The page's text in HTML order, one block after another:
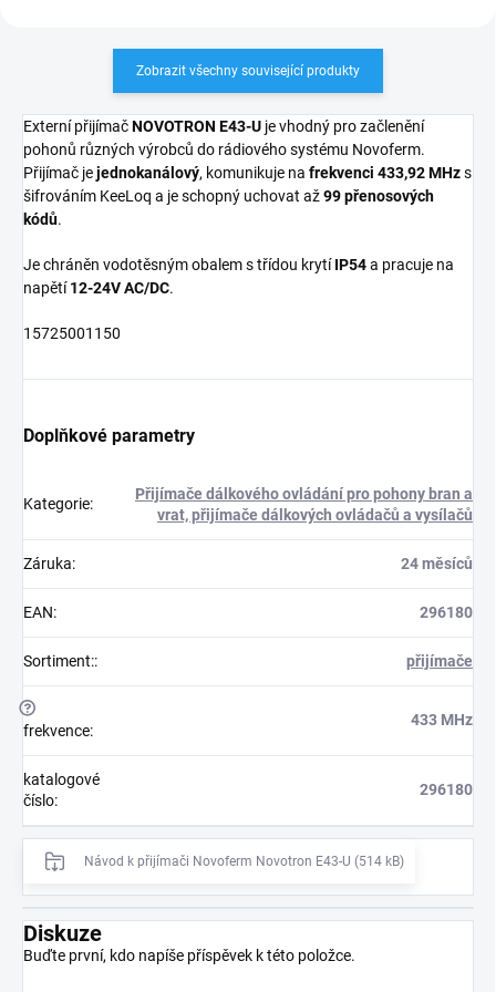
Zobrazit všechny související produkty
Externí přijímačNOVOTRON E43-U je vhodný pro začlenění
pohonů různých výrobců do rádiového systému Novoferm.
Přijímač jejednokanálový, komunikuje na frekvenci 433,92 MHzs
šifrováním KeeLoq a je schopný uchovat až99 přenosových
kódů.
Je chráněn vodotěsným obalem s třídou krytíIP54a pracuje na
napětí12-24V AC/DC.
15725001150
Doplňkové parametry
Kategorie:
Přijímače dálkového ovládání pro pohony bran a
vrat, přijímače dálkových ovládačů a vysílačů
Záruka: 24 měsíců
EAN: 296180
Sortiment:: přijímače
?
frekvence:
433 MHz
katalogové
číslo:
296180
Návod k přijímači Novoferm Novotron E43-U (514 kB)
Diskuze
Buďte první, kdo napíše příspěvek k této položce.